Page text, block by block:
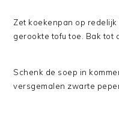
Zet koekenpan op redelijk
gerookte tofu toe. Bak tot
Schenk de soep in
versgemalen zwarte